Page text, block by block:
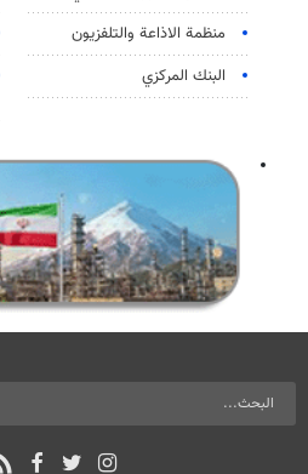
منظمة الاذاعة والتلفزیون
البنك المركزي